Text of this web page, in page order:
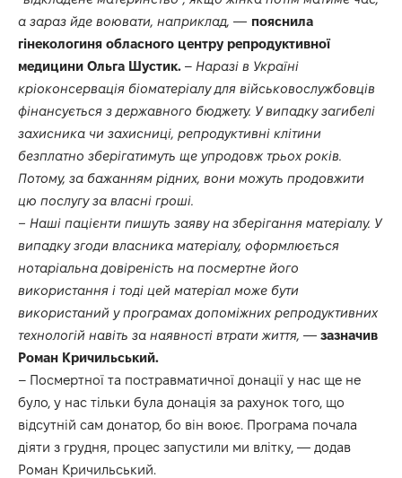
а зараз йде воювати, наприклад, — пояснила
гінекологиня обласного центру репродуктивної
медицини Ольга Шустик. – Наразі в Україні
кріоконсервація біоматеріалу для військовослужбовців
фінансується з державного бюджету. У випадку загибелі
захисника чи захисниці, репродуктивні клітини
безплатно зберігатимуть ще упродовж трьох років.
Потому, за бажанням рідних, вони можуть продовжити
цю послугу за власні гроші.
– Наші пацієнти пишуть заяву на зберігання матеріалу. У
випадку згоди власника матеріалу, оформлюється
нотаріальна довіреність на посмертне його
використання і тоді цей матеріал може бути
використаний у програмах допоміжних репродуктивних
технологій навіть за наявності втрати життя, — зазначив
Роман Кричильський.
– Посмертної та постравматичної донації у нас ще не
було, у нас тільки була донація за рахунок того, що
відсутній сам донатор, бо він воює. Програма почала
діяти з грудня, процес запустили ми влітку, — додав
Роман Кричильський.